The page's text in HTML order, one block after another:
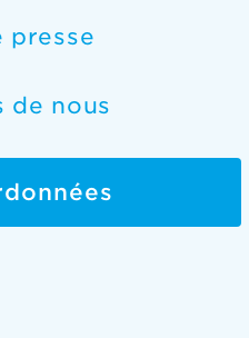
presse
de nous